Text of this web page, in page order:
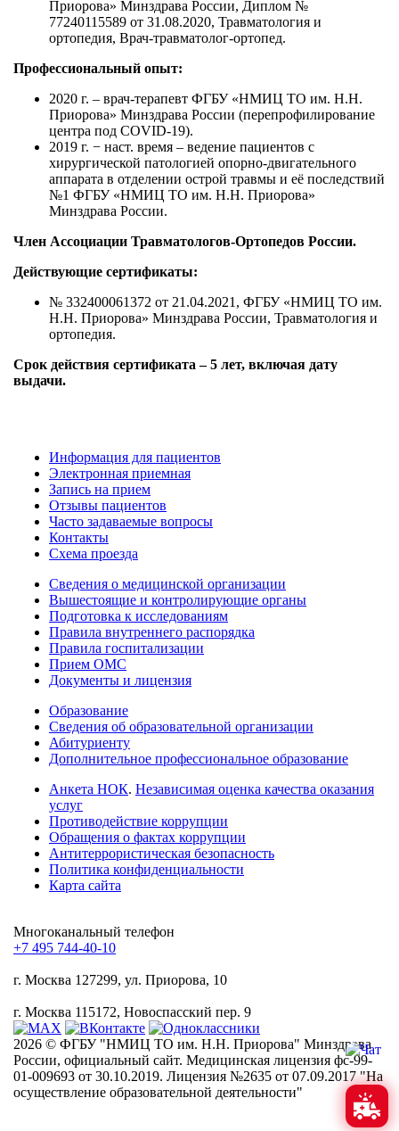
Приорова» Минздрава России, Диплом №
77240115589 от 31.08.2020, Травматология и
ортопедия, Врач-травматолог-ортопед.
Профессиональный опыт:
2020 г. – врач-терапевт ФГБУ «НМИЦ ТО им. Н.Н.
Приорова» Минздрава России (перепрофилирование
центра под COVID-19).
2019 г. − наст. время – ведение пациентов с
хирургической патологией опорно-двигательного
аппарата в отделении острой травмы и её последствий
№1 ФГБУ «НМИЦ ТО им. Н.Н. Приорова»
Минздрава России.
Член Ассоциации Травматологов-Ортопедов России.
Действующие сертификаты:
№ 332400061372 от 21.04.2021, ФГБУ «НМИЦ ТО им.
Н.Н. Приорова» Минздрава России, Травматология и
ортопедия.
Срок действия сертификата – 5 лет, включая дату
выдачи.
Информация для пациентов
Электронная приемная
Запись на прием
Отзывы пациентов
Часто задаваемые вопросы
Контакты
Схема проезда
Сведения о медицинской организации
Вышестоящие и контролирующие органы
Подготовка к исследованиям
Правила внутреннего распорядка
Правила госпитализации
Прием ОМС
Документы и лицензия
Образование
Сведения об образовательной организации
Абитуриенту
Дополнительное профессиональное образование
Анкета НОК. Независимая оценка качества оказания
услуг
Противодействие коррупции
Обращения о фактах коррупции
Антитеррористическая безопасность
Политика конфиденциальности
Карта сайта
Многоканальный телефон
+7 495 744-40-10
г. Москва 127299, ул. Приорова, 10
г. Москва 115172, Новоспасский пер. 9
2026 © ФГБУ "НМИЦ ТО им. Н.Н. Приорова" Минздрава
России, официальный сайт. Медицинская лицензия фс-99-
01-009693 от 30.10.2019. Лицензия №2635 от 07.09.2017 "На
осуществление образовательной деятельности"